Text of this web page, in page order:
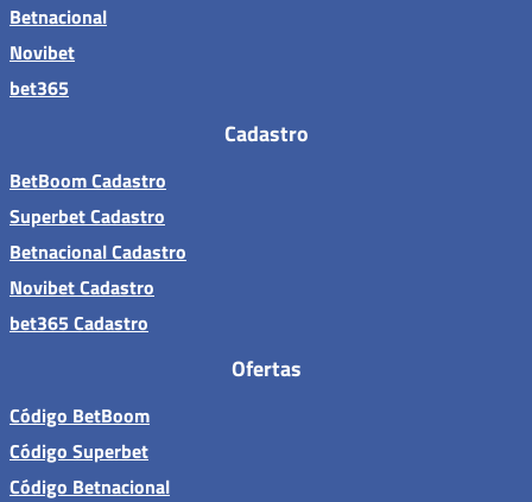
Betnacional
Novibet
bet365
Cadastro
BetBoom Cadastro
Superbet Cadastro
Betnacional Cadastro
Novibet Cadastro
bet365 Cadastro
Ofertas
Código BetBoom
Código Superbet
Código Betnacional